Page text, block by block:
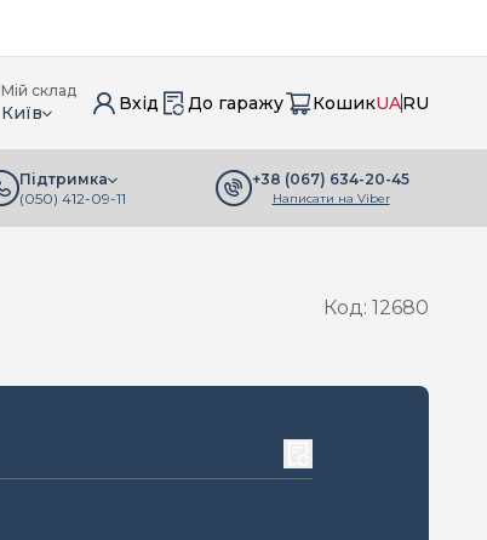
Мій склад
Київ Вхід До гаражу КошикUARU
Підтримка
(050) 412-09-11
+38 (067) 634-20-45
Написати на Viber
Код: 12680